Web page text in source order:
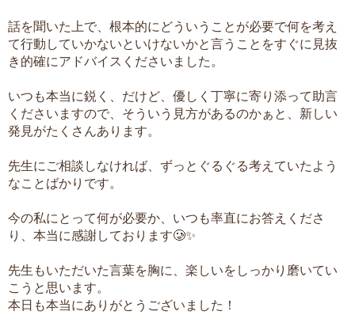
話を聞いた上で、根本的にどういうことが必要で何を考え
て行動していかないといけないかと言うことをすぐに見抜
き的確にアドバイスくださいました。
いつも本当に鋭く、だけど、優しく丁寧に寄り添って助言
くださいますので、そういう見方があるのかぁと、新しい
発見がたくさんあります。
先生にご相談しなければ、ずっとぐるぐる考えていたよう
なことばかりです。
今の私にとって何が必要か、いつも率直にお答えくださ
り、本当に感謝しております🥲✨
先生もいただいた言葉を胸に、楽しいをしっかり磨いてい
こうと思います。
本日も本当にありがとうございました！